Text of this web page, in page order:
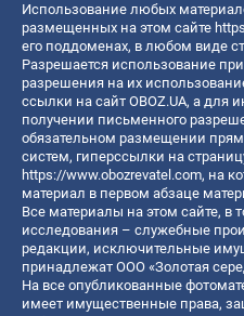
Использование любых
размещенных на этом сайте
его поддоменах, в любом виде
Разрешается использование
разрешения на их
ссылки на сайт OBOZ.UA, а для
получении письменного
обязательном размещении
систем, гиперссылки на
https://www.obozrevatel.com, на
материал в первом абзаце
Все материалы на этом сайте, в
исследования – служебные
редакции, исключительные
принадлежат ООО «Золотая
На все опубликованные
имеет имущественные права,